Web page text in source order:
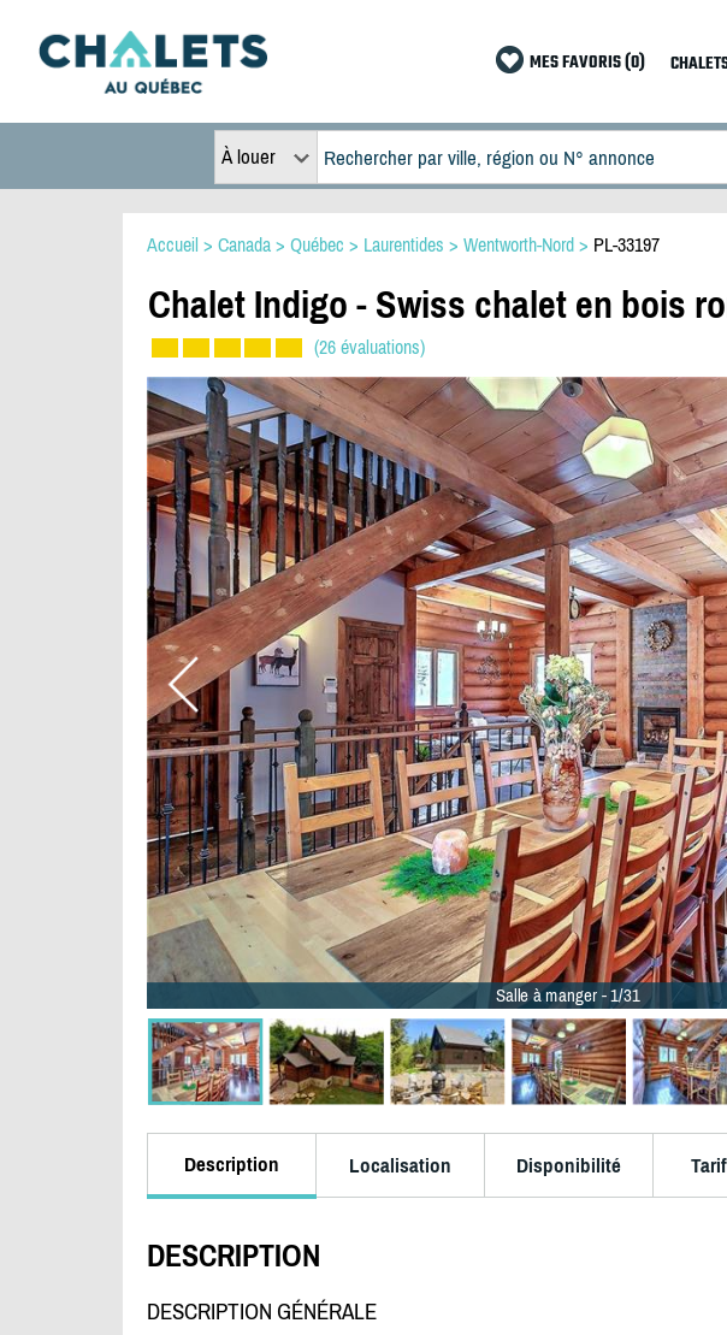
MES FAVORIS (0)
À louer
Accueil > Canada > Québec > Laurentides > Wentworth-Nord > PL-33197
Chalet Indigo - Swiss chalet en bois
(26 évaluations)
Salle à manger - 1/31
Description Localisation Disponibilité
DESCRIPTION
DESCRIPTION GÉNÉRALE